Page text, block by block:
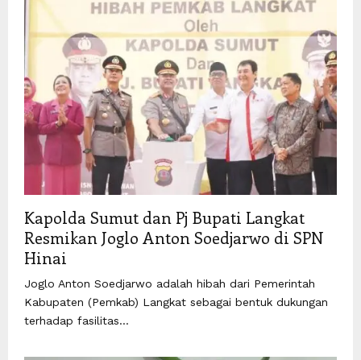
Kapolda Sumut dan Pj Bupati Langkat
Resmikan Joglo Anton Soedjarwo di SPN
Hinai
Joglo Anton Soedjarwo adalah hibah dari Pemerintah
Kabupaten (Pemkab) Langkat sebagai bentuk dukungan
terhadap fasilitas...